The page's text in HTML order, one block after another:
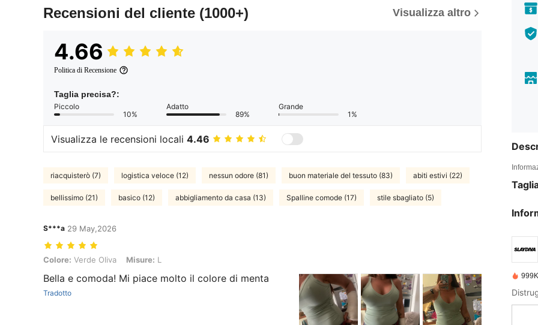
Recensioni del cliente (1000+) Visualizza altro
4.66
Politica di Recensione
Taglia precisa?:
Piccolo
10%
Adatto
89%
Grande
1%
Visualizza le recensioni locali 4.46
riacquisterò (7) logistica veloce (12) nessun odore (81) buon materiale del tessuto (83) abiti estivi (22)
bellissimo (21) basico (12) abbigliamento da casa (13) Spalline comode (17) stile sbagliato (5)
S***a 29 May,2026
Colore: Verde Oliva, Misure: L
Colore: Verde Oliva Misure: L
Bella e comoda! Mi piace molto il colore di menta
Tradotto